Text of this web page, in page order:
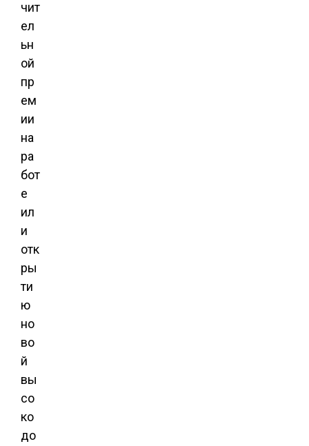
чит
ел
ьн
ой
пр
ем
ии
на
ра
бот
е
ил
и
отк
ры
ти
ю
но
во
й
вы
со
ко
до